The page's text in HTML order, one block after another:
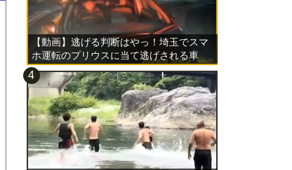
【動画】逃げる判断はやっ！埼玉でスマ
ホ運転のプリウスに当て逃げされる車
載。